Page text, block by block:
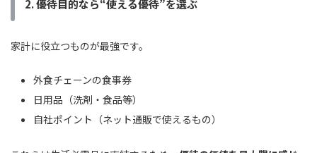
2. 優待目的なら“使える優待”を選ぶ
家計に役立つものが最強です。
外食チェーンの食事券
日用品（洗剤・食品等）
自社ポイント（ネット通販で使えるもの）